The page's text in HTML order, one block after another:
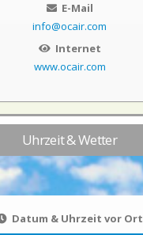
E-Mail
info@ocair.com
Internet
www.ocair.com
Uhrzeit & Wetter
Datum & Uhrzeit vor Ort